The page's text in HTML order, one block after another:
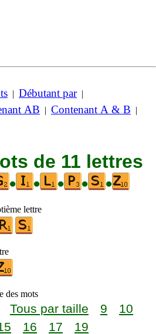
| Débutant par|
AB | Contenant A & B |
de 11 lettres
• • • • •
lettre
des mots
Tous par taille 9
10
16 17 19